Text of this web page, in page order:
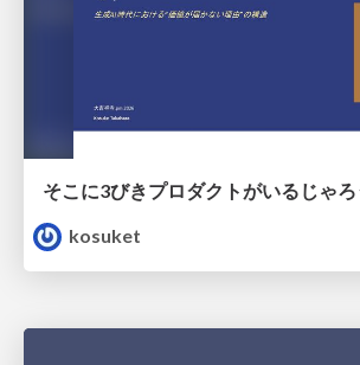
kosuket